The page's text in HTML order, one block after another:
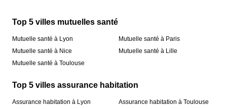
Top 5 villes mutuelles santé
Mutuelle santé à Lyon
Mutuelle santé à Nice
Mutuelle santé à Toulouse
Mutuelle santé à Paris
Mutuelle santé à Lille
Top 5 villes assurance habitation
Assurance habitation à Lyon
Assurance habitation à Toulouse